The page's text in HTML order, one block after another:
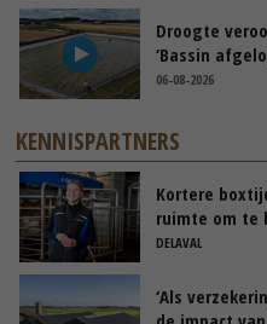
Droogte
‘Bassin
06-08-2026
KENNISPARTNERS
Kortere
ruimte om te
DELAVAL
‘Als